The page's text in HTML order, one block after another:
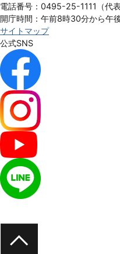
電話番号：0495-25-1111（代表
開庁時間：午前8時30分から午
サイトマップ
公式SNS